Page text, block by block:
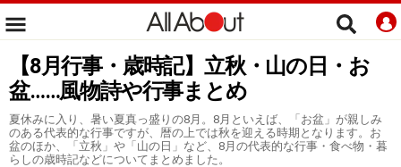
【8月行事・歳時記】立秋・山の日・お
盆……風物詩や行事まとめ
夏休みに入り、暑い夏真っ盛りの8月。8月といえば、「お盆」が親しみ
のある代表的な行事ですが、暦の上では秋を迎える時期となります。お
盆のほか、「立秋」や「山の日」など、8月の代表的な行事・食べ物・暮
らしの歳時記などについてまとめました。